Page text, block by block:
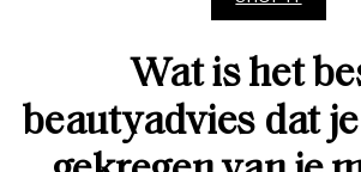
Wat is het
beautyadvies dat